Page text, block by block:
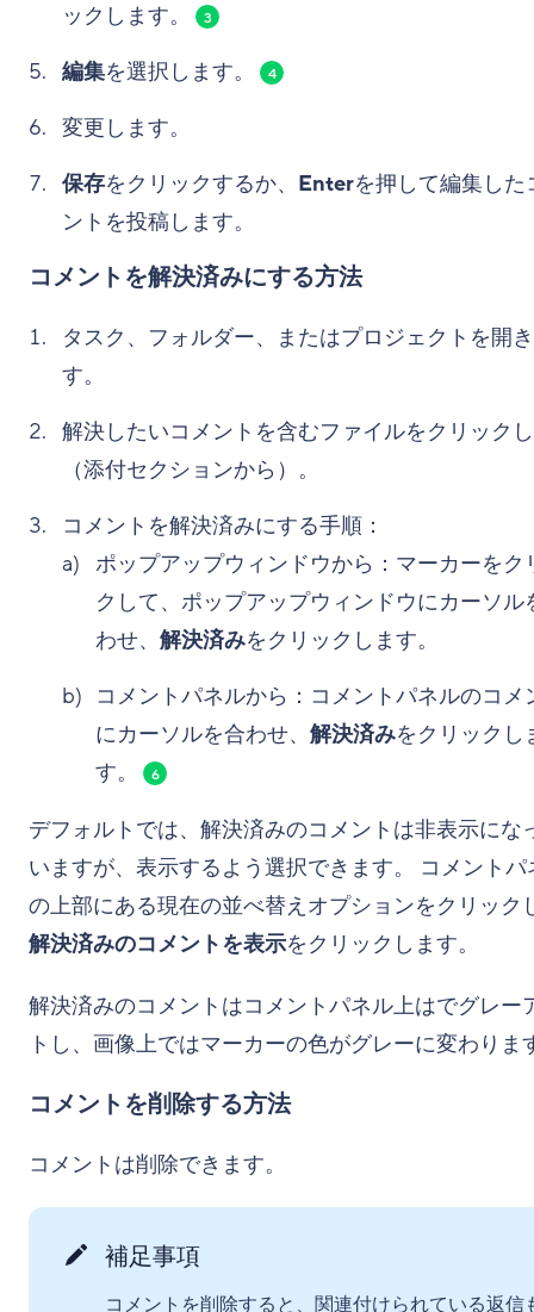
ックします。
3
編集を選択します。 4
変更します。
保存をクリックするか、 Enterを押して編集した
ントを投稿します。
コメントを解決済みにする方法
タスク、フォルダー、またはプロジェクトを開
す。
解決したいコメントを含むファイルをクリック
（添付セクションから）。
コメントを解決済みにする手順：
ポップアップウィンドウから：マーカーをク
クして、ポップアップウィンドウにカーソル
わせ、 解決済みをクリックします。
コメントパネルから：コメントパネルのコメ
にカーソルを合わせ、 解決済みをクリックし
す。
6
デフォルトでは、解決済みのコメントは非表示にな
いますが、表示するよう選択できます。 コメントパ
の上部にある現在の並べ替えオプションをクリック
解決済みのコメントを表示をクリックします。
解決済みのコメントはコメントパネル上はでグレー
トし、画像上ではマーカーの色がグレーに変わりま
コメントを削除する方法
コメントは削除できます。
補足事項
コメントを削除すると、関連付けられている返信